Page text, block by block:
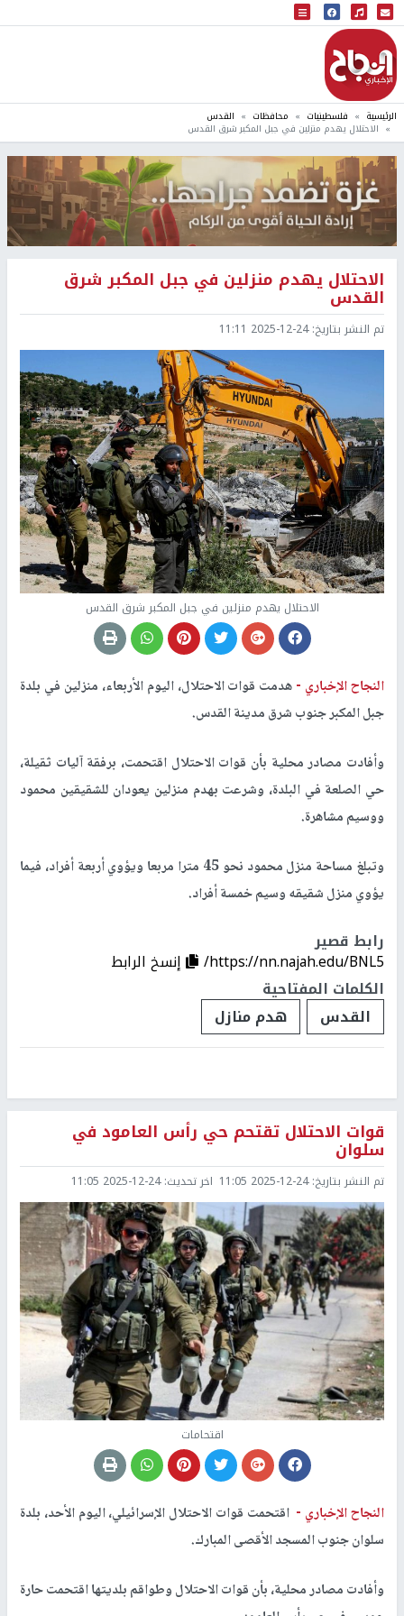
البث المباشر
إذاعة النجاح
الرئيسية فلسطينيات محافظات القدس
الاحتلال يهدم منزلين في جبل المكبر شرق القدس
الاحتلال يهدم منزلين في جبل المكبر شرق
القدس
تم النشر بتاريخ:2025-12-24 11:11
الاحتلال يهدم منزلين في جبل المكبر شرق القدس
النجاح الإخباري -هدمت قوات الاحتلال، اليوم الأربعاء، منزلين في بلدة
جبل المكبر جنوب شرق مدينة القدس.
وأفادت مصادر محلية بأن قوات الاحتلال اقتحمت، برفقة آليات ثقيلة،
حي الصلعة في البلدة، وشرعت بهدم منزلين يعودان للشقيقين محمود
ووسيم مشاهرة.
وتبلغ مساحة منزل محمود نحو 45 مترا مربعا ويؤوي أربعة أفراد، فيما
يؤوي منزل شقيقه وسيم خمسة أفراد.
رابط قصير
https://nn.najah.edu/BNL5/
إنسخ الرابط
الكلمات المفتاحية
القدس
هدم منازل
قوات الاحتلال تقتحم حي رأس العامود في
سلوان
تم النشر بتاريخ:2025-12-24 11:05 اخر تحديث:2025-12-24 11:05
اقتحامات
النجاح الإخباري - اقتحمت قوات الاحتلال الإسرائيلي، اليوم الأحد، بلدة
سلوان جنوب المسجد الأقصى المبارك.
وأفادت مصادر محلية، بأن قوات الاحتلال وطواقم بلديتها اقتحمت حارة